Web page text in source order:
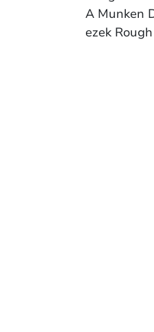
A Munken
ezek